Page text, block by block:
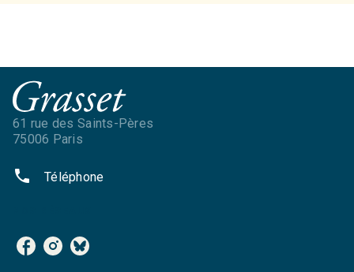
61 rue des Saints-Pères
75006 Paris
phone Téléphone